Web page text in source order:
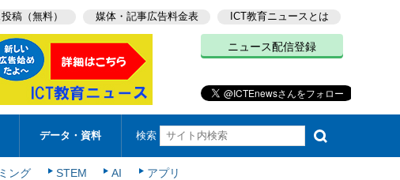
稿（無料） 媒体・記事広告料金表 ICT教育ニュースとは
ニュース配信登録
データ・資料 検索
ング STEM AI アプリ